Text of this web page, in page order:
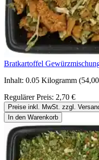
Bratkartoffel
Inhalt: 0.05 Kilogramm
Regulärer Preis: 2,70 €
Preise inkl. MwSt. zzgl.
In den Warenkorb